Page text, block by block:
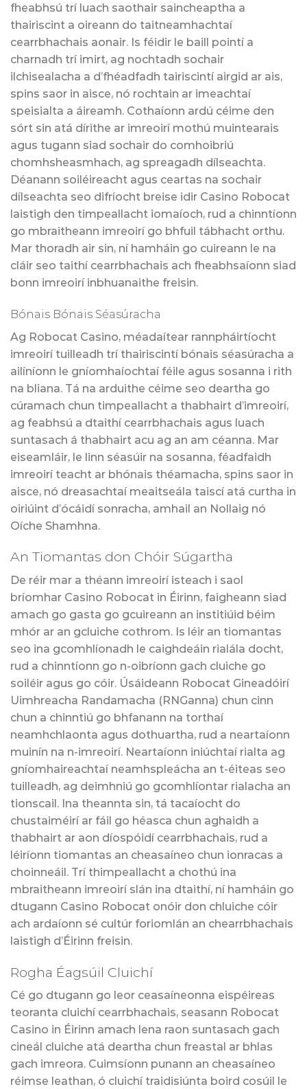
fheabhsú trí luach saothair saincheaptha a
thairiscint a oireann do taitneamhachtaí
cearrbhachais aonair. Is féidir le baill pointí a
charnadh trí imirt, ag nochtadh sochair
ilchisealacha a d’fhéadfadh tairiscintí airgid ar ais,
spins saor in aisce, nó rochtain ar imeachtaí
speisialta a áireamh. Cothaíonn ardú céime den
sórt sin atá dírithe ar imreoirí mothú muintearais
agus tugann siad sochair do comhoibriú
chomhsheasmhach, ag spreagadh dílseachta.
Déanann soiléireacht agus ceartas na sochair
dílseachta seo difríocht breise idir Casino Robocat
laistigh den timpeallacht iomaíoch, rud a chinntíonn
go mbraitheann imreoirí go bhfuil tábhacht orthu.
Mar thoradh air sin, ní hamháin go cuireann le na
cláir seo taithí cearrbhachais ach fheabhsaíonn siad
bonn imreoirí inbhuanaithe freisin.
Bónais Bónais Séasúracha
Ag Robocat Casino, méadaítear rannpháirtíocht
imreoirí tuilleadh trí thairiscintí bónais séasúracha a
ailíníonn le gníomhaíochtaí féile agus sosanna i rith
na bliana. Tá na arduithe céime seo deartha go
cúramach chun timpeallacht a thabhairt d’imreoirí,
ag feabhsú a dtaithí cearrbhachais agus luach
suntasach á thabhairt acu ag an am céanna. Mar
eiseamláir, le linn séasúir na sosanna, féadfaidh
imreoirí teacht ar bhónais théamacha, spins saor in
aisce, nó dreasachtaí meaitseála taiscí atá curtha in
oiriúint d’ócáidí sonracha, amhail an Nollaig nó
Oíche Shamhna.
An Tiomantas don Chóir Súgartha
De réir mar a théann imreoirí isteach i saol
bríomhar Casino Robocat in Éirinn, faigheann siad
amach go gasta go gcuireann an institiúid béim
mhór ar an gcluiche cothrom. Is léir an tiomantas
seo ina gcomhlíonadh le caighdeáin rialála docht,
rud a chinntíonn go n-oibríonn gach cluiche go
soiléir agus go cóir. Úsáideann Robocat Gineadóirí
Uimhreacha Randamacha (RNGanna) chun cinn
chun a chinntiú go bhfanann na torthaí
neamhchlaonta agus dothuartha, rud a neartaíonn
muinín na n-imreoirí. Neartaíonn iniúchtaí rialta ag
gníomhaireachtaí neamhspleácha an t-éiteas seo
tuilleadh, ag deimhniú go gcomhlíontar rialacha an
tionscail. Ina theannta sin, tá tacaíocht do
chustaiméirí ar fáil go héasca chun aghaidh a
thabhairt ar aon díospóidí cearrbhachais, rud a
léiríonn tiomantas an cheasaíneo chun ionracas a
choinneáil. Trí thimpeallacht a chothú ina
mbraitheann imreoirí slán ina dtaithí, ní hamháin go
dtugann Casino Robocat onóir don chluiche cóir
ach ardaíonn sé cultúr foriomlán an chearrbhachais
laistigh d’Éirinn freisin.
Rogha Éagsúil Cluichí
Cé go dtugann go leor ceasaíneonna eispéireas
teoranta cluichí cearrbhachais, seasann Robocat
Casino in Éirinn amach lena raon suntasach gach
cineál cluiche atá deartha chun freastal ar bhlas
gach imreora. Cuimsíonn punann an cheasaíneo
réimse leathan, ó cluichí traidisiúnta boird cosúil le